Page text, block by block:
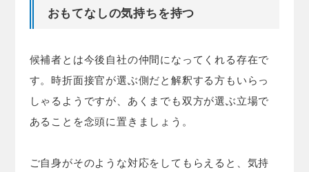
おもてなしの気持ちを持つ
候補者とは今後自社の仲間になってくれる存在で
す。時折面接官が選ぶ側だと解釈する方もいらっ
しゃるようですが、あくまでも双方が選ぶ立場で
あることを念頭に置きましょう。
ご自身がそのような対応をしてもらえると、気持